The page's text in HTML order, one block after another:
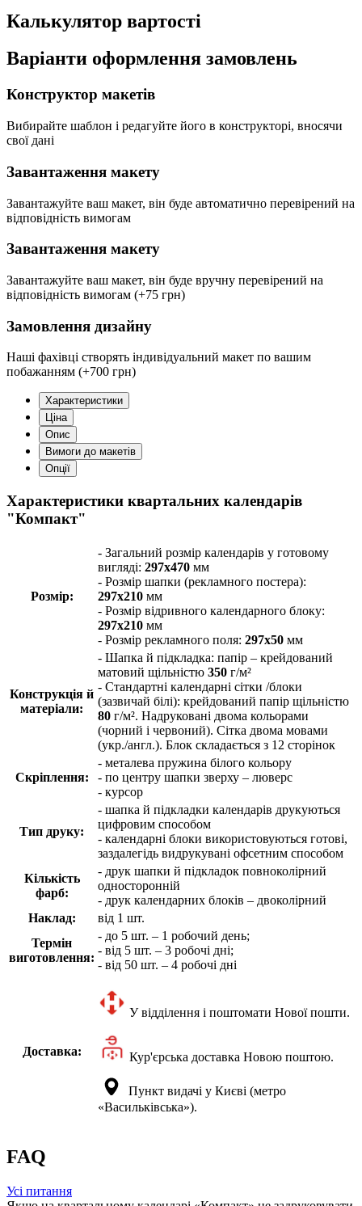
Калькулятор вартості
Варіанти оформлення замовлень
Конструктор макетів
Вибирайте шаблон і редагуйте його в конструкторі, вносячи
свої дані
Завантаження макету
Завантажуйте ваш макет, він буде автоматично перевірений на
відповідність вимогам
Завантаження макету
Завантажуйте ваш макет, він буде вручну перевірений на
відповідність вимогам (+75 грн)
Замовлення дизайну
Наші фахівці створять індивідуальний макет по вашим
побажанням (+700 грн)
Характеристики
Ціна
Опис
Вимоги до макетів
Опції
Характеристики квартальних календарів
"Компакт"
Розмір:
- Загальний розмір календарів у готовому
вигляді: 297х470 мм
- Розмір шапки (рекламного постера):
297х210 мм
- Розмір відривного календарного блоку:
297х210 мм
- Розмір рекламного поля: 297х50 мм
Конструкція й
матеріали:
- Шапка й підкладка: папір – крейдований
матовий щільністю 350 г/м²
- Стандартні календарні сітки /блоки
(зазвичай білі): крейдований папір щільністю
80 г/м². Надруковані двома кольорами
(чорний і червоний). Сітка двома мовами
(укр./англ.). Блок складається з 12 сторінок
Скріплення:
- металева пружина білого кольору
- по центру шапки зверху – люверс
- курсор
Тип друку:
- шапка й підкладки календарів друкуються
цифровим способом
- календарні блоки використовуються готові,
заздалегідь видрукувані офсетним способом
Кількість
фарб:
- друк шапки й підкладок повноколірний
односторонній
- друк календарних блоків – двоколірний
Наклад:
від 1 шт.
Термін
виготовлення:
- до 5 шт. – 1 робочий день;
- від 5 шт. – 3 робочі дні;
- від 50 шт. – 4 робочі дні
Доставка:
У відділення і поштомати Нової пошти.
Кур'єрська доставка Новою поштою.
Пункт видачі у Києві (метро
«Васильківська»).
FAQ
Усі питання